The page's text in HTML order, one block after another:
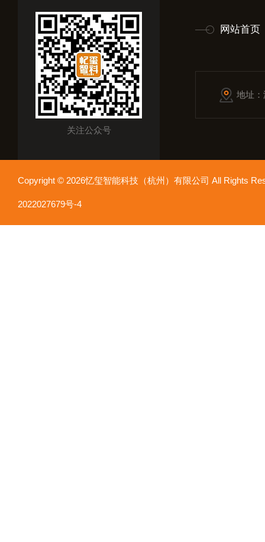
关注公众号
网站首页
地址：
Copyright © 2026忆玺智能科技（杭州）有限公司 All Rights
2022027679号-4